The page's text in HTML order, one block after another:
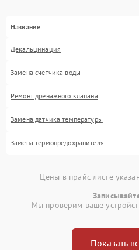
Название
Декальцинация
Замена счетчика воды
Ремонт дренажного клапана
Замена датчика температуры
Замена термопредохранителя
Цены в прайс-листе
Мы проверим ваше
Показать